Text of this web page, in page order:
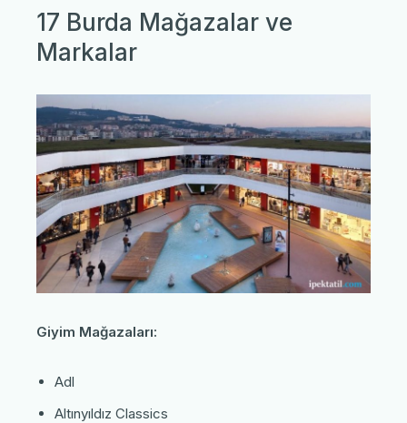
17 Burda Mağazalar ve
Markalar
Giyim Mağazaları:
Adl
Altınyıldız Classics